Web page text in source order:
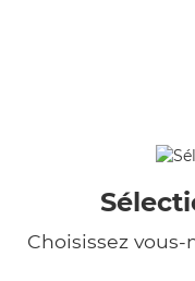
Choisissez